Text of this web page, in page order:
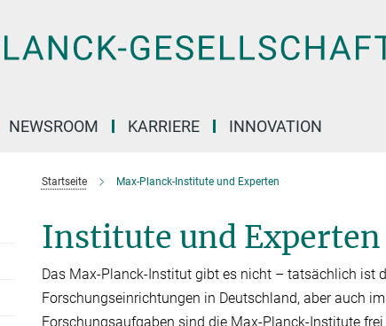
NEWSROOM KARRIERE INNOVATION
Startseite Max-Planck-Institute und Experten
Institute und Experten
Das Max-Planck-Institut gibt es nicht – tatsächlich ist
Forschungseinrichtungen in Deutschland, aber auch
Forschungsaufgaben sind die Max-Planck-Institute